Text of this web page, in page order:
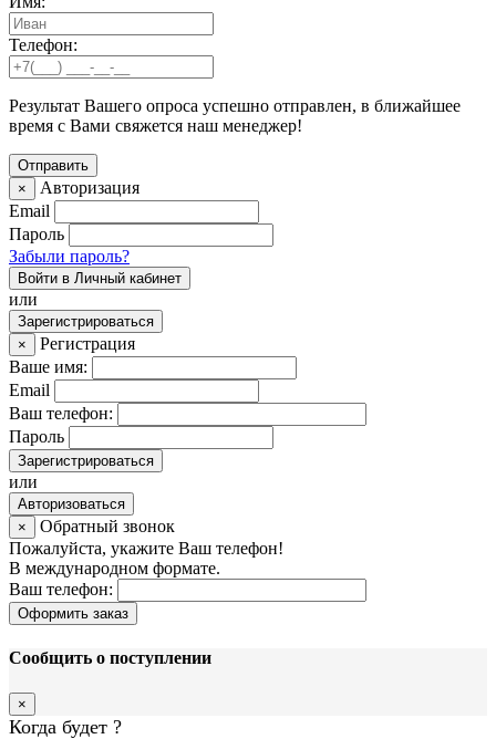
Телефон:
Результат Вашего опроса успешно отправлен, в ближайшее
время с Вами свяжется наш менеджер!
×
Авторизация
Email
Пароль
Забыли пароль?
Войти в Личный кабинет
или
Зарегистрироваться
×
Регистрация
Ваше имя:
Email
Ваш телефон:
Пароль
Зарегистрироваться
или
Авторизоваться
×
Обратный звонок
Пожалуйста, укажите Ваш телефон!
В международном формате.
Ваш телефон:
Оформить заказ
Сообщить о поступлении
×
Когда будет ?